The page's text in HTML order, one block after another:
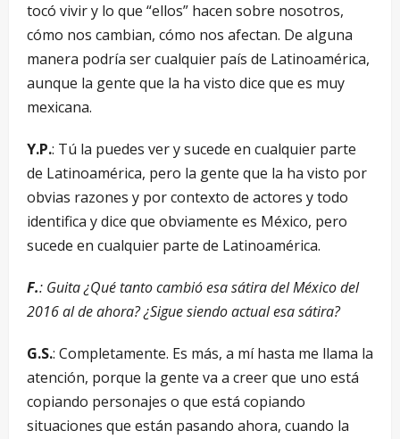
tocó vivir y lo que “ellos” hacen sobre nosotros,
cómo nos cambian, cómo nos afectan. De alguna
manera podría ser cualquier país de Latinoamérica,
aunque la gente que la ha visto dice que es muy
mexicana.
Y.P.: Tú la puedes ver y sucede en cualquier parte
de Latinoamérica, pero la gente que la ha visto por
obvias razones y por contexto de actores y todo
identifica y dice que obviamente es México, pero
sucede en cualquier parte de Latinoamérica.
F.: Guita ¿Qué tanto cambió esa sátira del México del
2016 al de ahora? ¿Sigue siendo actual esa sátira?
G.S.: Completamente. Es más, a mí hasta me llama la
atención, porque la gente va a creer que uno está
copiando personajes o que está copiando
situaciones que están pasando ahora, cuando la